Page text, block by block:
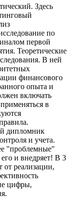
Здесь
по
первой
Теоретические
В ней
финансового
опыта и
включать
в
дипломник
и учета.
"проблемные"
и внедряет! В 3
от реализации,
цифры,